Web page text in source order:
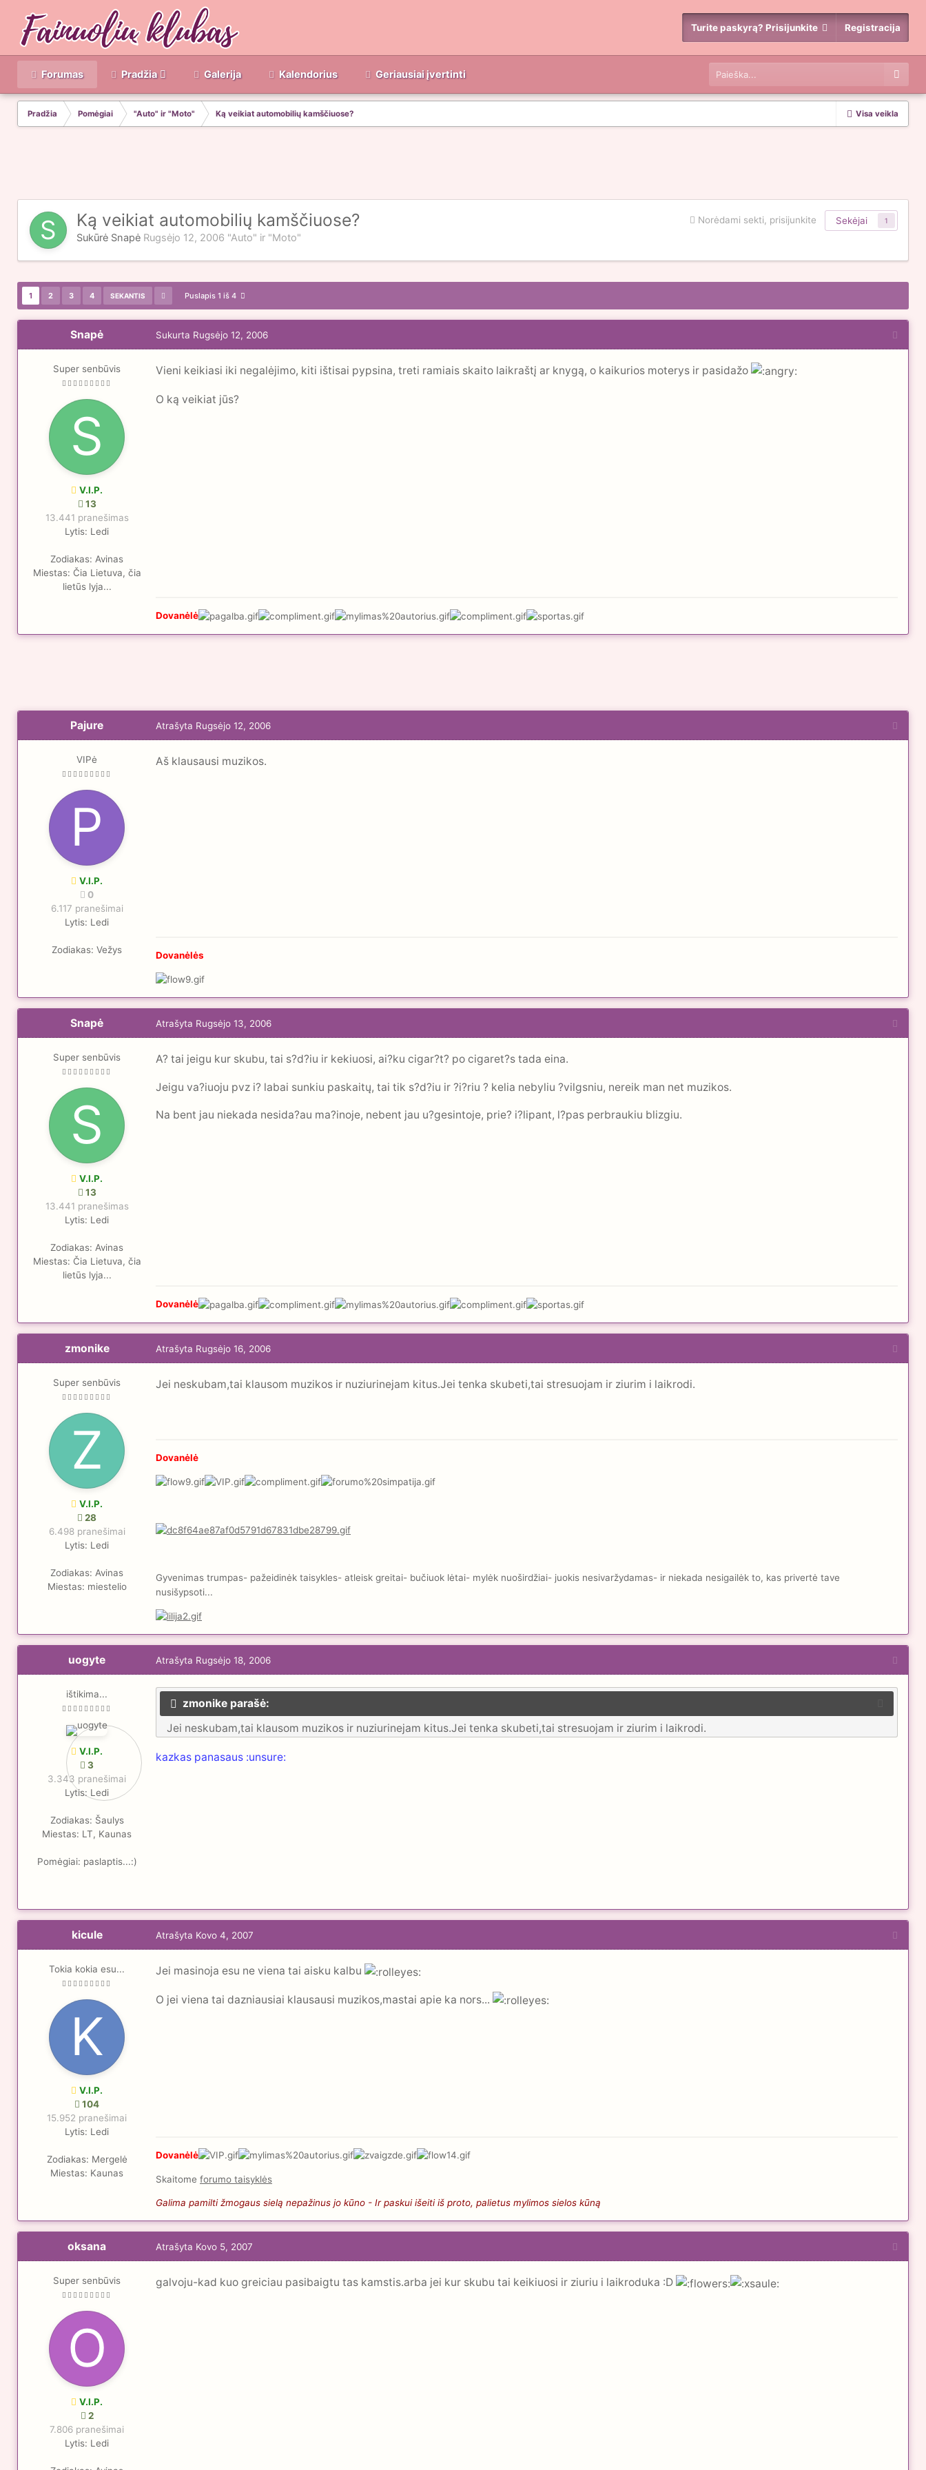
Turite paskyrą? Prisijunkite Registracija
Forumas Pradžia Galerija Kalendorius Geriausiai įvertinti
Visa veikla
Pradžia Pomėgiai "Auto" ir "Moto" Ką veikiat automobilių kamščiuose?
Norėdami sekti, prisijunkite Sekėjai 1
Ką veikiat automobilių kamščiuose?
Sukūrė Snapė Rugsėjo 12, 2006 "Auto" ir "Moto"
1 2 3 4 SEKANTIS Puslapis 1 iš 4
Snapė
Super senbūvis
V.I.P.
13
13.441 pranešimas
Lytis: Ledi
Zodiakas: Avinas
Miestas: Čia Lietuva, čia
lietūs lyja...
Sukurta Rugsėjo 12, 2006
Vieni keikiasi iki negalėjimo, kiti ištisai pypsina, treti ramiais skaito laikraštį ar knygą, o kaikurios moterys ir pasidažo
O ką veikiat jūs?
Dovanėlė
Pajure
VIPė
V.I.P.
0
6.117 pranešimai
Lytis: Ledi
Zodiakas: Vežys
Atrašyta Rugsėjo 12, 2006
Aš klausausi muzikos.
Dovanėlės
Snapė
Super senbūvis
V.I.P.
13
13.441 pranešimas
Lytis: Ledi
Zodiakas: Avinas
Miestas: Čia Lietuva, čia
lietūs lyja...
Atrašyta Rugsėjo 13, 2006
A? tai jeigu kur skubu, tai s?d?iu ir kekiuosi, ai?ku cigar?t? po cigaret?s tada eina.
Jeigu va?iuoju pvz i? labai sunkiu paskaitų, tai tik s?d?iu ir ?i?riu ? kelia nebyliu ?vilgsniu, nereik man net muzikos.
Na bent jau niekada nesida?au ma?inoje, nebent jau u?gesintoje, prie? i?lipant, l?pas perbraukiu blizgiu.
Dovanėlė
zmonike
Super senbūvis
V.I.P.
28
6.498 pranešimai
Lytis: Ledi
Zodiakas: Avinas
Miestas: miestelio
Atrašyta Rugsėjo 16, 2006
Jei neskubam,tai klausom muzikos ir nuziurinejam kitus.Jei tenka skubeti,tai stresuojam ir ziurim i laikrodi.
Dovanėlė
Gyvenimas trumpas- pažeidinėk taisykles- atleisk greitai- bučiuok lėtai- mylėk nuoširdžiai- juokis nesivaržydamas- ir niekada nesigailėk to, kas privertė tave
nusišypsoti...
uogyte
ištikima...
V.I.P.
3
3.343 pranešimai
Lytis: Ledi
Zodiakas: Šaulys
Miestas: LT, Kaunas
Pomėgiai: paslaptis...:)
Atrašyta Rugsėjo 18, 2006
zmonike parašė:
Jei neskubam,tai klausom muzikos ir nuziurinejam kitus.Jei tenka skubeti,tai stresuojam ir ziurim i laikrodi.
kazkas panasaus :unsure:
kicule
Tokia kokia esu...
V.I.P.
104
15.952 pranešimai
Lytis: Ledi
Zodiakas: Mergelė
Miestas: Kaunas
Atrašyta Kovo 4, 2007
Jei masinoja esu ne viena tai aisku kalbu
O jei viena tai dazniausiai klausausi muzikos,mastai apie ka nors...
Dovanėlė
Skaitome forumo taisyklės
Galima pamilti žmogaus sielą nepažinus jo kūno - Ir paskui išeiti iš proto, palietus mylimos sielos kūną
oksana
Super senbūvis
V.I.P.
2
7.806 pranešimai
Lytis: Ledi
Atrašyta Kovo 5, 2007
galvoju-kad kuo greiciau pasibaigtu tas kamstis.arba jei kur skubu tai keikiuosi ir ziuriu i laikroduka :D